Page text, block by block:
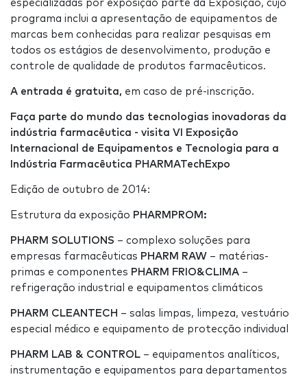
especializadas por exposição parte da Exposição, cujo
programa inclui a apresentação de equipamentos de
marcas bem conhecidas para realizar pesquisas em
todos os estágios de desenvolvimento, produção e
controle de qualidade de produtos farmacêuticos.
A entrada é gratuita, em caso de pré-inscrição.
Faça parte do mundo das tecnologias inovadoras da
indústria farmacêutica - visita VI
Exposição
Internacional de Equipamentos e Tecnologia para a
Indústria Farmacêutica PHARMATechExpo
Edição de outubro de 2014:
Estrutura da exposição PHARMPROM :
PHARM SOLUTIONS – complexo soluções para
empresas farmacêuticas PHARM RAW – matérias-
primas e componentes PHARM FRIO&CLIMA –
refrigeração industrial e equipamentos climáticos
PHARM CLEANTECH – salas limpas, limpeza, vestuário
especial médico e equipamento de protecção individual
PHARM LAB & CONTROL – equipamentos analíticos,
instrumentação e equipamentos para departamentos